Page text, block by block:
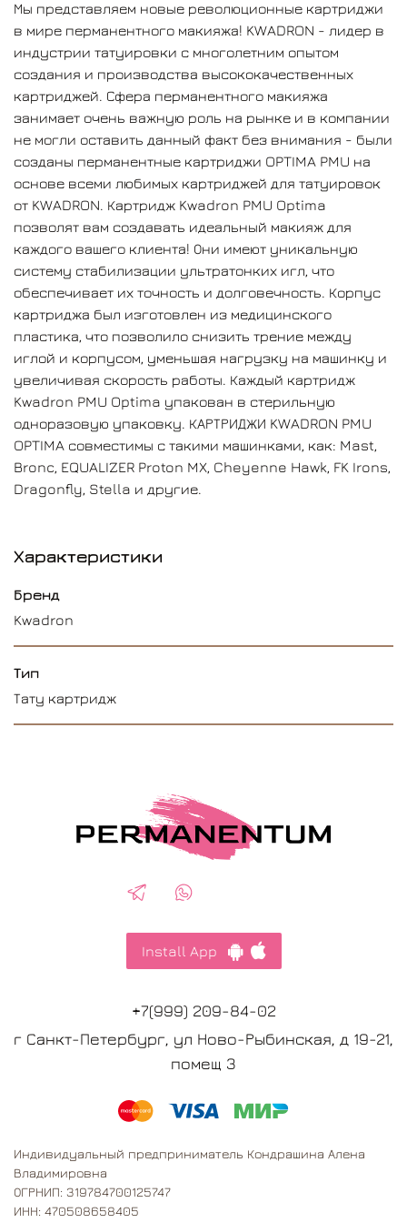
увеличивая скорость работы. Каждый картридж
Kwadron PMU Optima упакован в стерильную
одноразовую упаковку. КАРТРИДЖИ KWADRON PMU
OPTIMA совместимы с такими машинками, как:Mast,
Bronc, EQUALIZER Proton MX, Cheyenne Hawk, FK Irons,
Dragonfly, Stella и другие.
Мы представляем новые революционные картриджи
в мире перманентного макияжа! KWADRON - лидер в
индустрии татуировки с многолетним опытом
создания и производства высококачественных
картриджей. Сфера перманентного макияжа
занимает очень важную роль на рынке и в компании
не могли оставить данный факт без внимания - были
созданы перманентные картриджи OPTIMA PMU на
основе всеми любимых картриджей для татуировок
от KWADRON. Картридж Kwadron PMU Optima
позволят вам создавать идеальный макияж для
каждого вашего клиента! Они имеют уникальную
систему стабилизации ультратонких игл, что
обеспечивает их точность и долговечность. Корпус
картриджа был изготовлен из медицинского
пластика, что позволило снизить трение между
иглой и корпусом, уменьшая нагрузку на машинку и
увеличивая скорость работы. Каждый картридж
Kwadron PMU Optima упакован в стерильную
одноразовую упаковку. КАРТРИДЖИ KWADRON PMU
OPTIMA совместимы с такими машинками, как: Mast,
Bronc, EQUALIZER Proton MX, Cheyenne Hawk, FK Irons,
Dragonfly, Stella и другие.
Характеристики
Бренд
Kwadron
Тип
Тату картридж
Install App
+7(999) 209-84-02
г Санкт-Петербург, ул Ново-Рыбинская, д 19-21,
помещ 3
Индивидуальный предприниматель Кондрашина Алена
Владимировна
ОГРНИП: 319784700125747
ИНН: 470508658405